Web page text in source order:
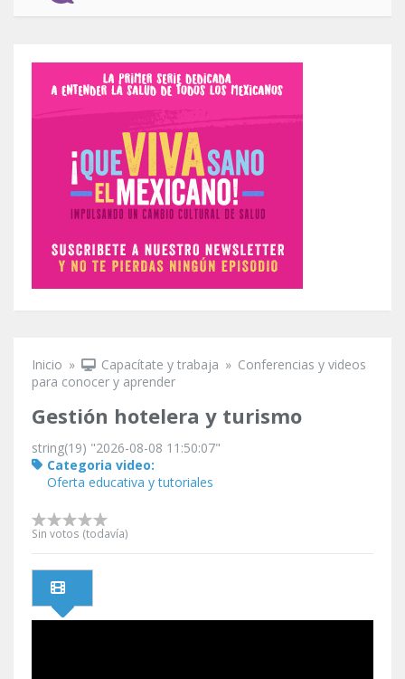
Se encuentra usted aquí
Inicio » Capacítate y trabaja » Conferencias y videos
para conocer y aprender
Gestión hotelera y turismo
string(19) "2026-08-08 11:50:07"
Categoria video:
Oferta educativa y tutoriales
Sin votos (todavía)